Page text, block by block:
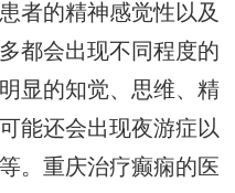
者的精神感觉性以及
都会出现不同程度的
显的知觉、思维、精
能还会出现夜游症以
。 重庆治疗癫痫的医